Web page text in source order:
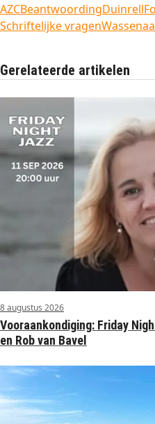
AZCBeantwoordingDuinrell
Schriftelijke vragen
Gerelateerde artikelen
8 augustus 2026
Vooraankondiging: Friday
en Rob van Bavel